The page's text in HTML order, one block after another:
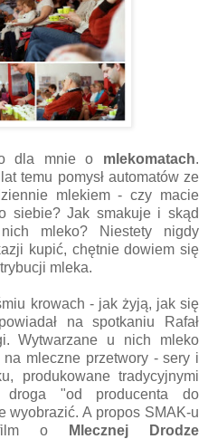
dla mnie o mlekomatach.
temu pomysł automatów ze
mlekiem - czy macie
siebie? Jak smakuje i skąd
mleko? Niestety nigdy
kupić, chętnie dowiem się
mleka.
krowach - jak żyją, jak się
na spotkaniu Rafał
Wytwarzane u nich mleko
na mleczne przetwory - sery i
produkowane tradycyjnymi
droga "od producenta do
wyobrazić. A propos SMAK-u
film o
Mlecznej Drodze